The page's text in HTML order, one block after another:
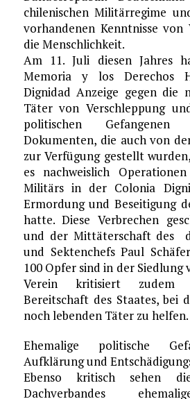
chilenischen Militärregime
vorhandenen Kenntnisse von
die Menschlichkeit.
Am 11. Juli diesen Jahres
Memoria y los Derechos
Dignidad Anzeige gegen die
Täter von Verschleppung
politischen
Dokumenten, die auch von
zur Verfügung gestellt
es nachweislich
Militärs in der Colonia
Ermordung und Beseitigung
hatte. Diese Verbrechen
und der Mittäterschaft des
und Sektenchefs Paul
100 Opfer sind in der Siedlung
Verein kritisiert zudem
Bereitschaft des Staates, bei
noch lebenden Täter zu helfen.
Ehemalige politische
Aufklärung und
Ebenso kritisch sehen
Dachverbandes